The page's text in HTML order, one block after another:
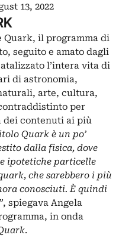
13, 2022
Quark, il programma di
seguito e amato dagli
l’intera vita di
di astronomia,
arte, cultura,
per
dei contenuti ai più
Quark è un po’
dalla fisica, dove
ipotetiche particelle
che sarebbero i più
conosciuti. È quindi
, spiegava Angela
in onda
.